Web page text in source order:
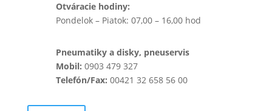
Otváracie hodiny:
Pondelok – Piatok: 07,00 – 16,00 hod
Pneumatiky a disky, pneuservis
Mobil: 0903 479 327
Telefón/Fax: 00421 32 658 56 00